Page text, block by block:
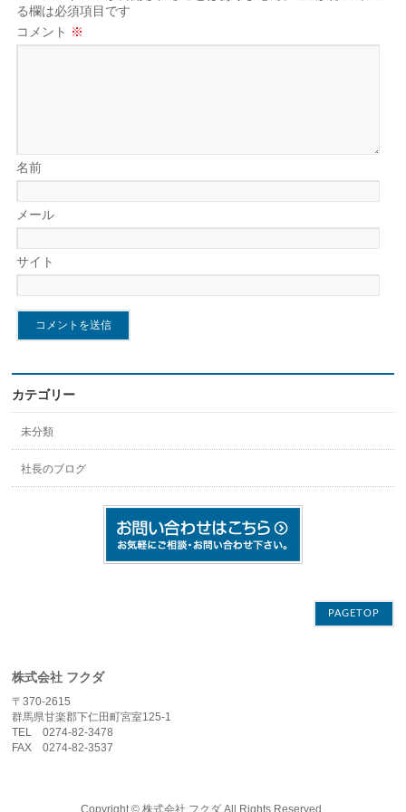
る欄は必須項目です
コメント ※
名前
メール
サイト
カテゴリー
未分類
社長のブログ
PAGETOP
株式会社 フクダ
〒370-2615
群馬県甘楽郡下仁田町宮室125-1
TEL 0274-82-3478
FAX 0274-82-3537
Copyright ©株式会社 フクダ All Rights Reserved.